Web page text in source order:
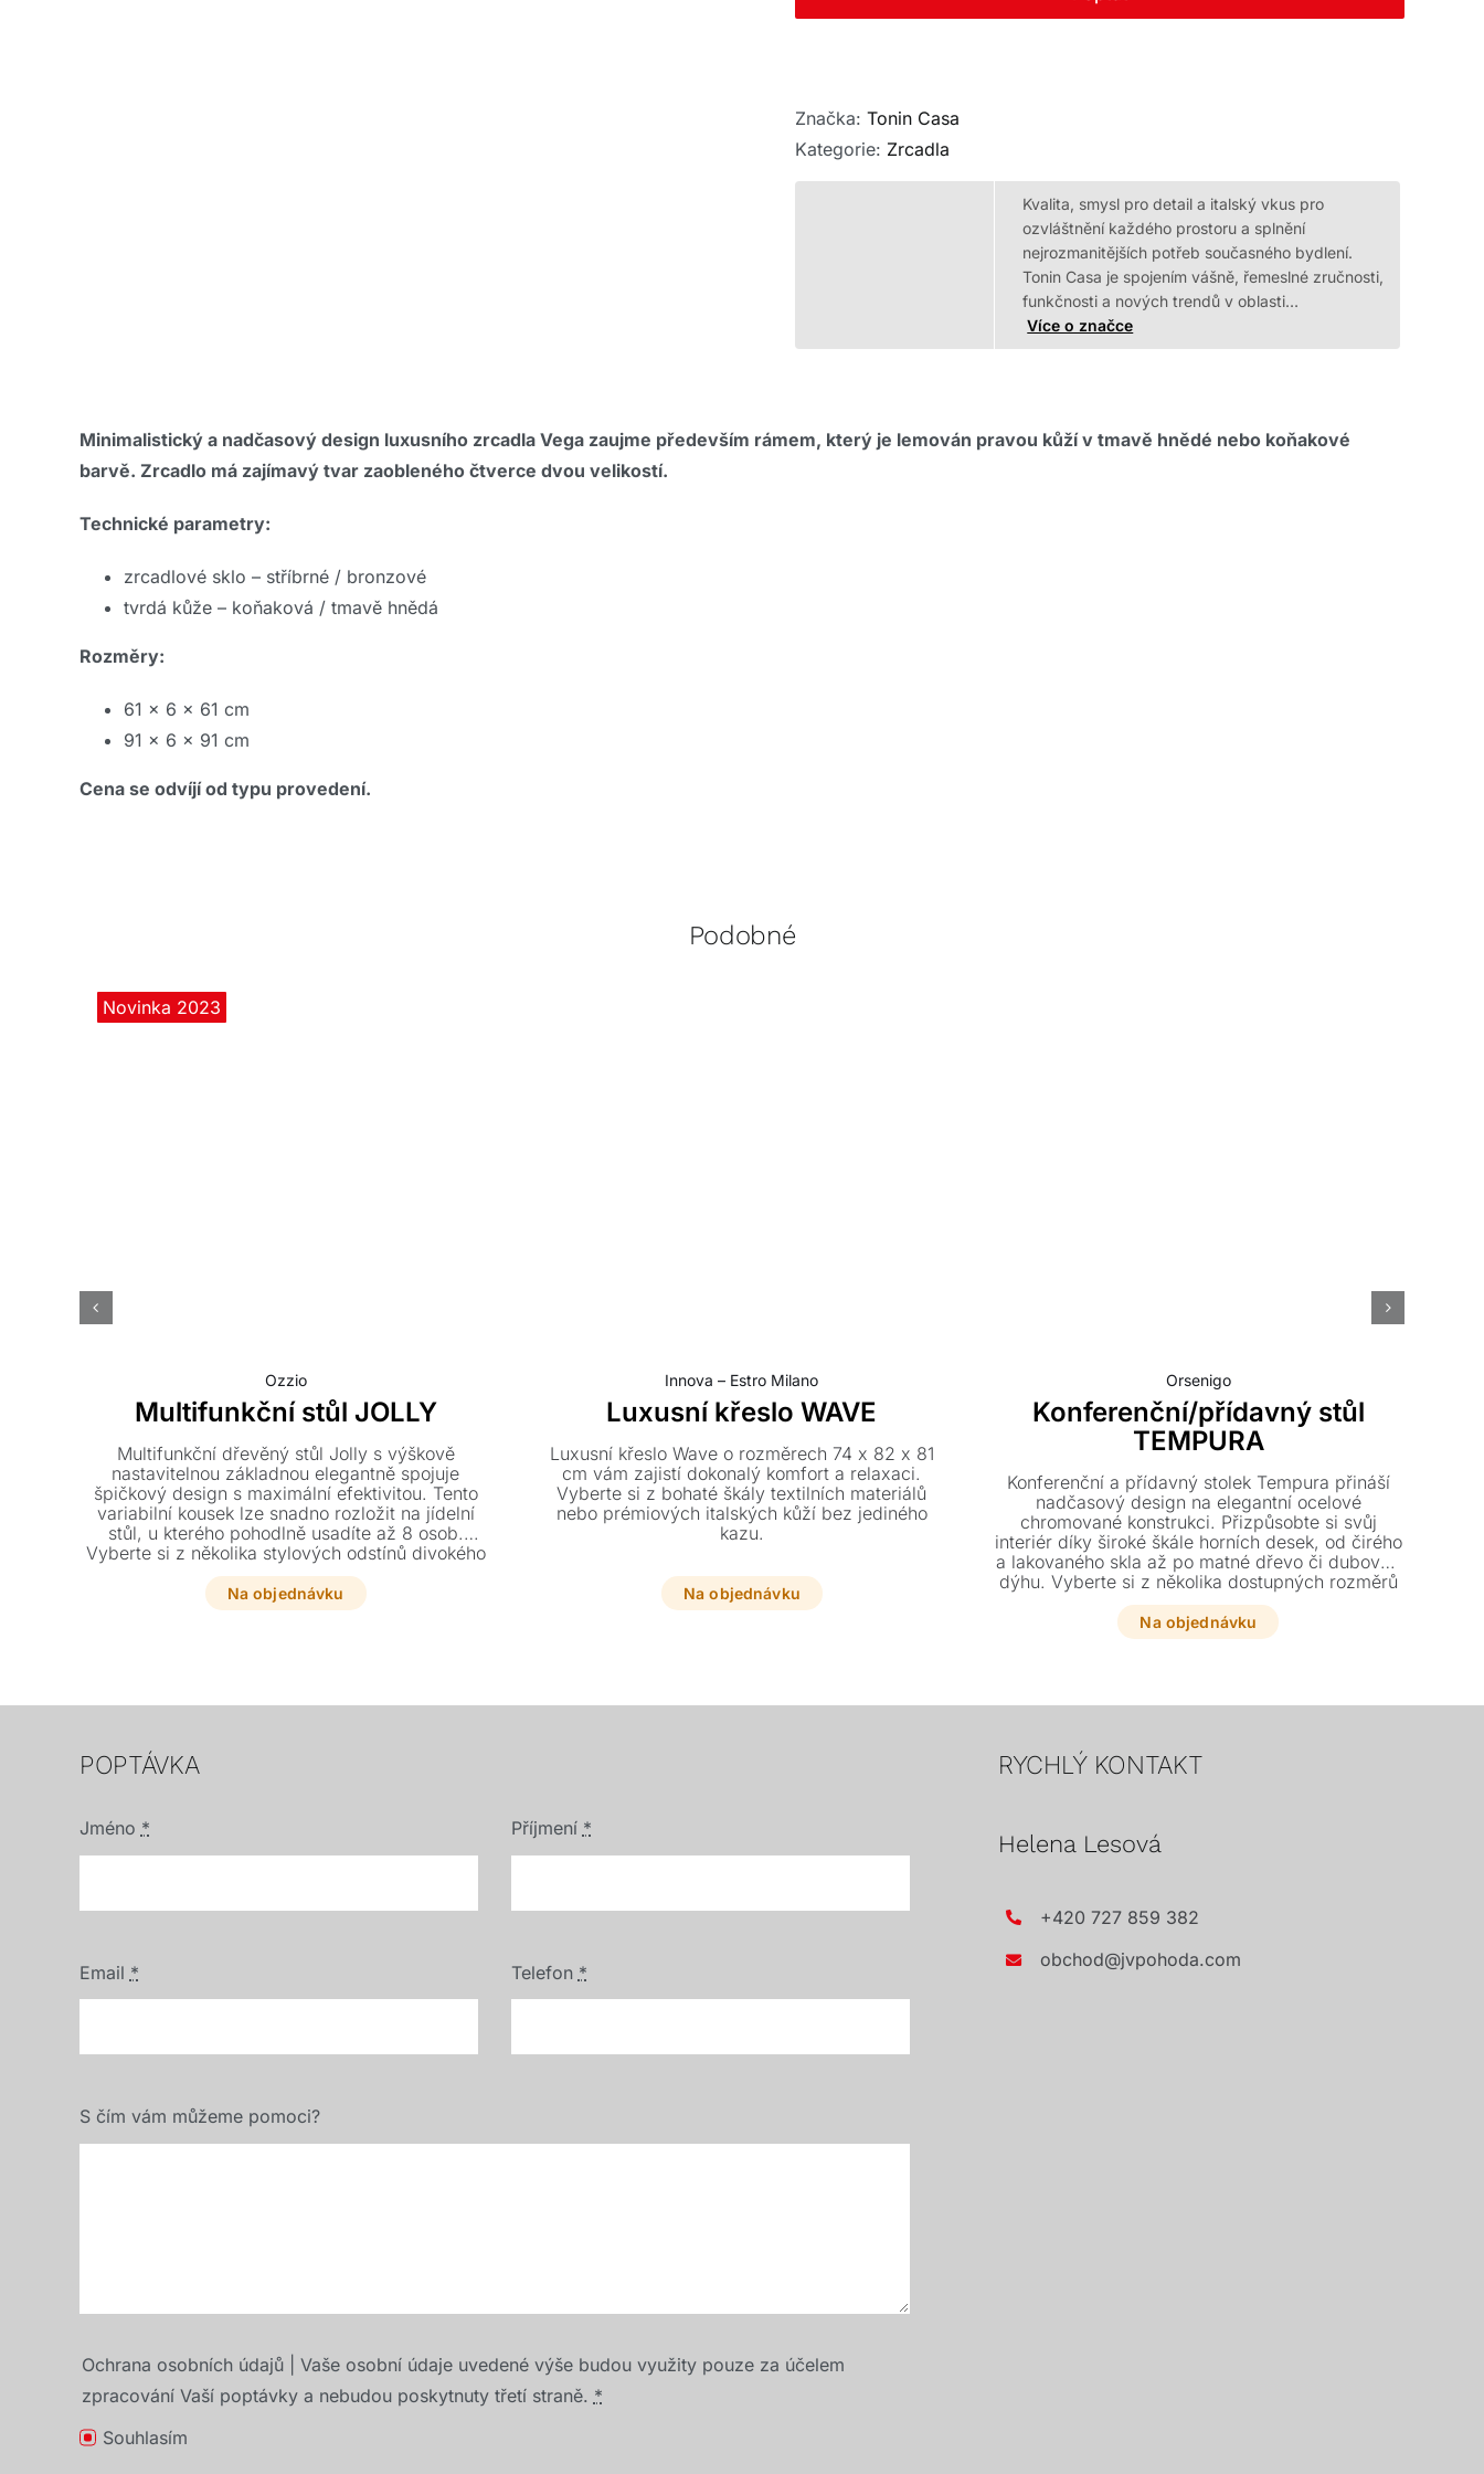
Značka: Tonin Casa
Kategorie: Zrcadla
Kvalita, smysl pro detail a italský vkus pro
ozvláštnění každého prostoru a splnění
nejrozmanitějších potřeb současného bydlení.
Tonin Casa je spojením vášně, řemeslné zručnosti,
funkčnosti a nových trendů v oblasti…
Více o značce
Minimalistický a nadčasový design luxusního zrcadla Vega zaujme především rámem, který je lemován pravou kůží v tmavě hnědé nebo koňakové
barvě. Zrcadlo má zajímavý tvar zaobleného čtverce dvou velikostí.
Technické parametry:
zrcadlové sklo – stříbrné / bronzové
tvrdá kůže – koňaková / tmavě hnědá
Rozměry:
61 x 6 x 61 cm
91 x 6 x 91 cm
Cena se odvíjí od typu provedení.
Podobné
Novinka 2023
Ozzio
Multifunkční stůl JOLLY
Multifunkční dřevěný stůl Jolly s výškově
nastavitelnou základnou elegantně spojuje
špičkový design s maximální efektivitou. Tento
variabilní kousek lze snadno rozložit na jídelní
stůl, u kterého pohodlně usadíte až 8 osob.
Vyberte si z několika stylových odstínů divokého
dubu a dopřejte svému interiéru tento výjimečný
prvek.
Na objednávku
Innova – Estro Milano
Luxusní křeslo WAVE
Luxusní křeslo Wave o rozměrech 74 x 82 x 81
cm vám zajistí dokonalý komfort a relaxaci.
Vyberte si z bohaté škály textilních materiálů
nebo prémiových italských kůží bez jediného
kazu.
Na objednávku
Orsenigo
Konferenční/přídavný stůl
TEMPURA
Konferenční a přídavný stolek Tempura přináší
nadčasový design na elegantní ocelové
chromované konstrukci. Přizpůsobte si svůj
interiér díky široké škále horních desek, od čirého
a lakovaného skla až po matné dřevo či dubovou
dýhu. Vyberte si z několika dostupných rozměrů
ten pravý kousek pro váš domov.
Na objednávku
POPTÁVKA
Jméno * Příjmení *
Email * Telefon *
S čím vám můžeme pomoci?
Ochrana osobních údajů | Vaše osobní údaje uvedené výše budou využity pouze za účelem
zpracování Vaší poptávky a nebudou poskytnuty třetí straně. *
Souhlasím
RYCHLÝ KONTAKT
Helena Lesová
+420 727 859 382
obchod@jvpohoda.com